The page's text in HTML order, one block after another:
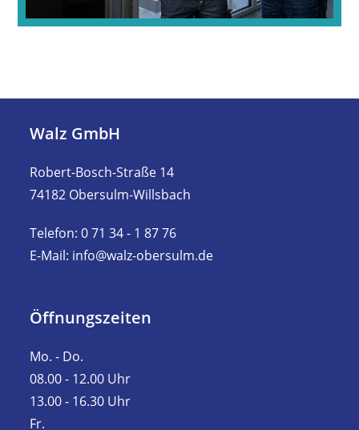
Walz GmbH
Robert-Bosch-Straße 14
74182 Obersulm-Willsbach
Telefon: 0 71 34 - 1 87 76
E-Mail: info@walz-obersulm.de
Öffnungszeiten
Mo. - Do.
08.00 - 12.00 Uhr
13.00 - 16.30 Uhr
Fr.